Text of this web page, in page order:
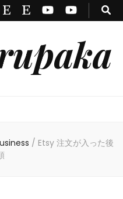
/ Etsy 注文が入った後